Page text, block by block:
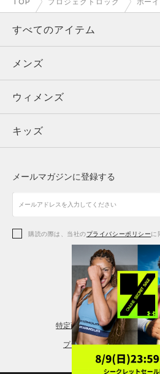
すべてのアイテム
メンズ
ウィメンズ
キッズ
アクセサリー
メンズ
トップス
ボトムス
アクセサリー
ウィメンズ
トップス
シューズ
アクセサリー
レギンス＆タイツ
キッズ
シューズ
メールマガジンに登録する
購読の際は、当社のプライバシーポリシーに
特定商取引法に基づく通販の
プライバシーポリシー